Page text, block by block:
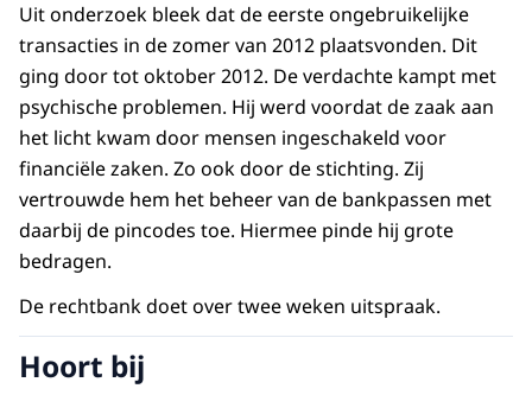
Uit onderzoek bleek dat de eerste ongebruikelijke
transacties in de zomer van 2012 plaatsvonden. Dit
ging door tot oktober 2012. De verdachte kampt met
psychische problemen. Hij werd voordat de zaak aan
het licht kwam door mensen ingeschakeld voor
financiële zaken. Zo ook door de stichting. Zij
vertrouwde hem het beheer van de bankpassen met
daarbij de pincodes toe. Hiermee pinde hij grote
bedragen.
De rechtbank doet over twee weken uitspraak.
Hoort bij